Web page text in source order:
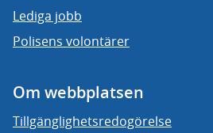
Lediga jobb
Polisens volontärer
Om webbplatsen
Tillgänglighetsredogörelse